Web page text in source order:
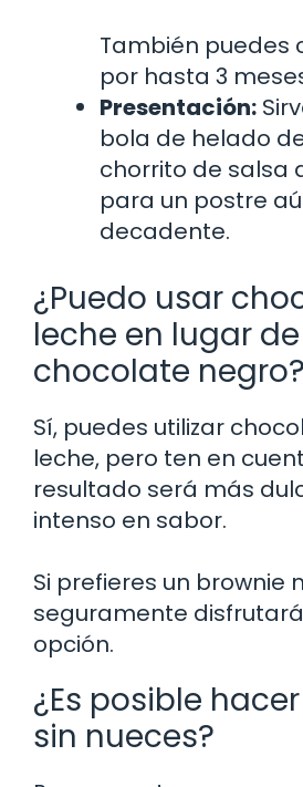
También puedes
por hasta 3
Presentación:
bola de helado
chorrito de salsa
para un postre
decadente.
¿Puedo usar
leche en lugar de
chocolate negro?
Sí, puedes utilizar
leche, pero ten en
resultado será más
intenso en sabor.
Si prefieres un brownie
seguramente
opción.
¿Es posible
sin nueces?